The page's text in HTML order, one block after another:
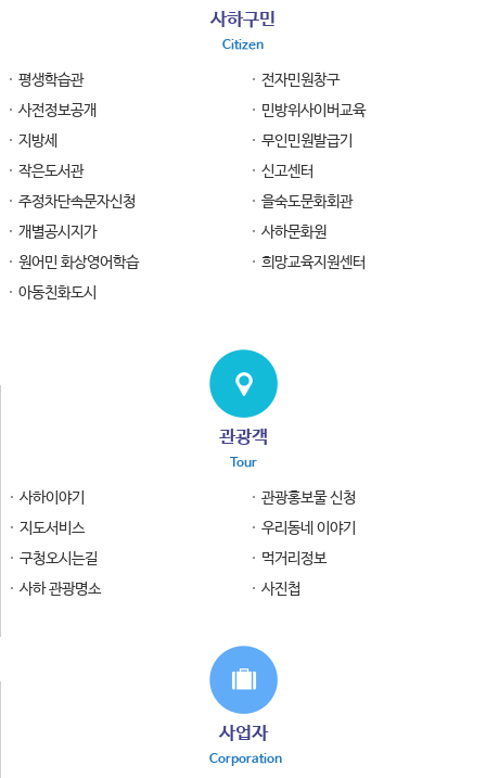
사하구민
Citizen
평생학습관
전자민원창구
사전정보공개
민방위사이버교육
지방세
무인민원발급기
작은도서관
신고센터
주정차단속문자신청
을숙도문화회관
개별공시지가
사하문화원
원어민 화상영어학습
희망교육지원센터
아동친화도시
관광객
Tour
사하이야기
관광홍보물 신청
지도서비스
우리동네 이야기
구청오시는길
먹거리정보
사하 관광명소
사진첩
사업자
Corporation